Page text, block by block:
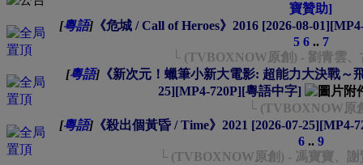
寶贊助]
[粵語]《危城 / Call of Heroes》2016 [2026-08-
5 6.. 7
└ (TVBOXNOW原創) - 劉青雲
[粵語]《新次元！蠟筆小新大電影: 超能力大決戰～
25][MP4-720P][粵語中字]
└ (TVBOXNOW原
[粵語] 《殺出個黃昏 / Time》2021 [2026-07-25][MP4-
6.. 9
└ (TVBOXNOW原創) - 馮寶寶、